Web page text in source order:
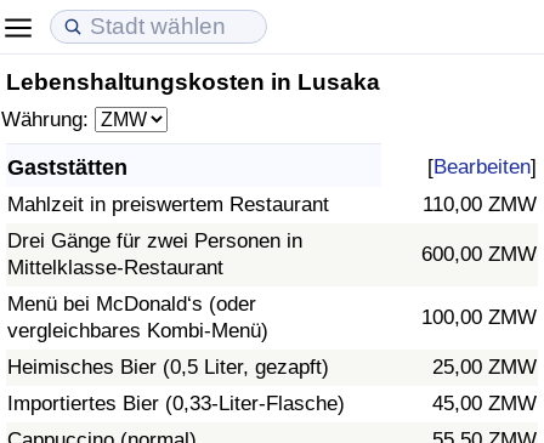
Lebenshaltungskosten in Lusaka
Währung:
Gaststätten [Bearbeiten]
Mahlzeit in preiswertem Restaurant
110,00 ZMW
Drei Gänge für zwei Personen in
Mittelklasse-Restaurant
600,00 ZMW
Menü bei McDonald‘s (oder
vergleichbares Kombi-Menü)
100,00 ZMW
Heimisches Bier (0,5 Liter, gezapft)
25,00 ZMW
Importiertes Bier (0,33-Liter-Flasche)
45,00 ZMW
Lebenshaltungskosten
Lebenshaltungskosten-Index (aktuell)
Lebenshaltungskosten-Index
Lebenshaltungskosten-Index nach Land
in Akaba
Immobilienpreise
Immobilienpreis-Index (aktuell)
Immobilienpreis-Index
Immobilienpreis-Index nach Land
Lebensqualität
Lebensqualität-Index
Lebensqualität-Index (aktuell)
Lebensqualitätsindex nach Land
Kriminalität
Kriminalitäts-Index (aktuell)